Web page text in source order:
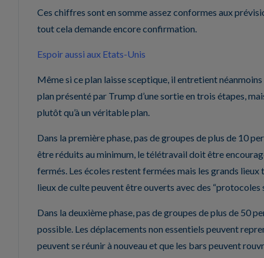
Ces chiffres sont en somme assez conformes aux
tout cela demande encore confirmation.
Espoir aussi aux Etats-Unis
Même si ce plan laisse sceptique, il entretient néanmoins
plan présenté par Trump d’une sortie en trois étapes,
plutôt qu’à un véritable plan.
Dans la première phase, pas de groupes de plus de 10
être réduits au minimum, le télétravail doit être
fermés. Les écoles restent fermées mais les grands
lieux de culte peuvent être ouverts avec des
Dans la deuxième phase, pas de groupes de plus de 50
possible. Les déplacements non essentiels peuvent
peuvent se réunir à nouveau et que les bars peuvent